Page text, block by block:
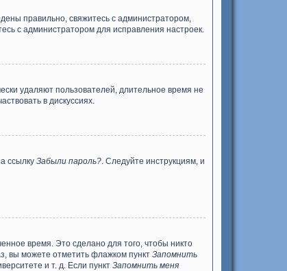
правильно, свяжитесь с администратором,
с администратором для исправления настроек.
удаляют пользователей, длительное время не
в дискуссиях.
ссылку Забыли пароль?. Следуйте инструкциям, и
время. Это сделано для того, чтобы никто
вы можете отметить флажком пункт Запомнить
и т. д. Если пункт Запомнить меня